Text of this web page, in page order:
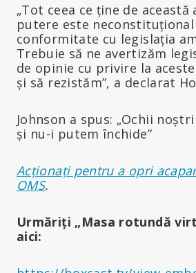
„Tot ceea ce ține de această
putere este
conformitate cu legislația
Trebuie să ne avertizăm
de opinie cu privire la
și să rezistăm”, a declarat
Johnson a spus: „Ochii
și nu-i putem închide”
Acționați pentru a opri
OMS.
Urmăriți „Masa rotundă
aici: